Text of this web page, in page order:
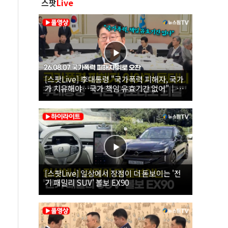
스팟Live
[스팟Live] 李대통령 "국가폭력 피해자, 국가
가 치유해야…국가 책임 유효기간 없어"｜
26.08.07 국가폭력 피해자 위로 오찬
[스팟Live] 일상에서 장점이 더 돋보이는 '전
기 패밀리 SUV' 볼보 EX90